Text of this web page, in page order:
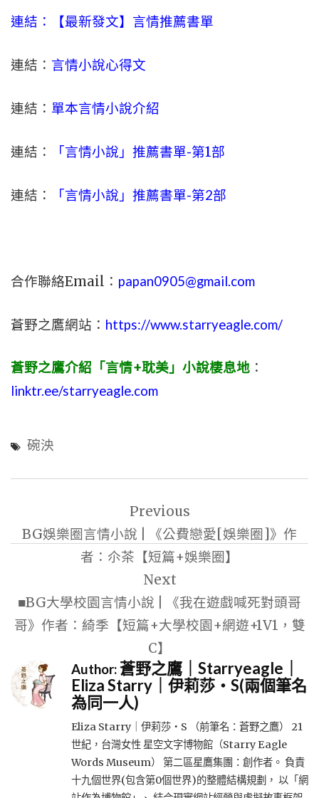
連結：【最新發文】 言情推薦書單
連結： 言情小說心得文
連結： 單本言情小說介紹
連結： 「言情小說」推薦書單-第1部
連結： 「言情小說」推薦書單-第2部
合作聯絡Email： papan0905@gmail.com
蒼野之鷹網站： https://www.starryeagle.com/
蒼野之鷹介紹「言情+耽美」小說棲息地 ：
linktr.ee/starryeagle.com
碗泱
導
Previous
BG娛樂圈言情小說 | 《公費戀愛[娛樂圈]》作
者：尒茶【短篇+娛樂圈】
Next
■BG大學校園言情小說 | 《我在遊戲喊死對頭哥
哥》作者：綺季【短篇+大學校園+網遊+1V1，雙
C】
Author:蒼野之鷹｜Starryeagle｜
Eliza Starry｜伊莉莎・S(兩個筆名
為同一人)
Eliza Starry｜伊莉莎・S （前筆名：蒼野之鷹） 21
世紀，台灣女性 星空文字博物館（Starry Eagle
Words Museum） 第二區星鷹集團：創作者。 負責
十九個世界(包含第0個世界)的整體結構規劃， 以「網